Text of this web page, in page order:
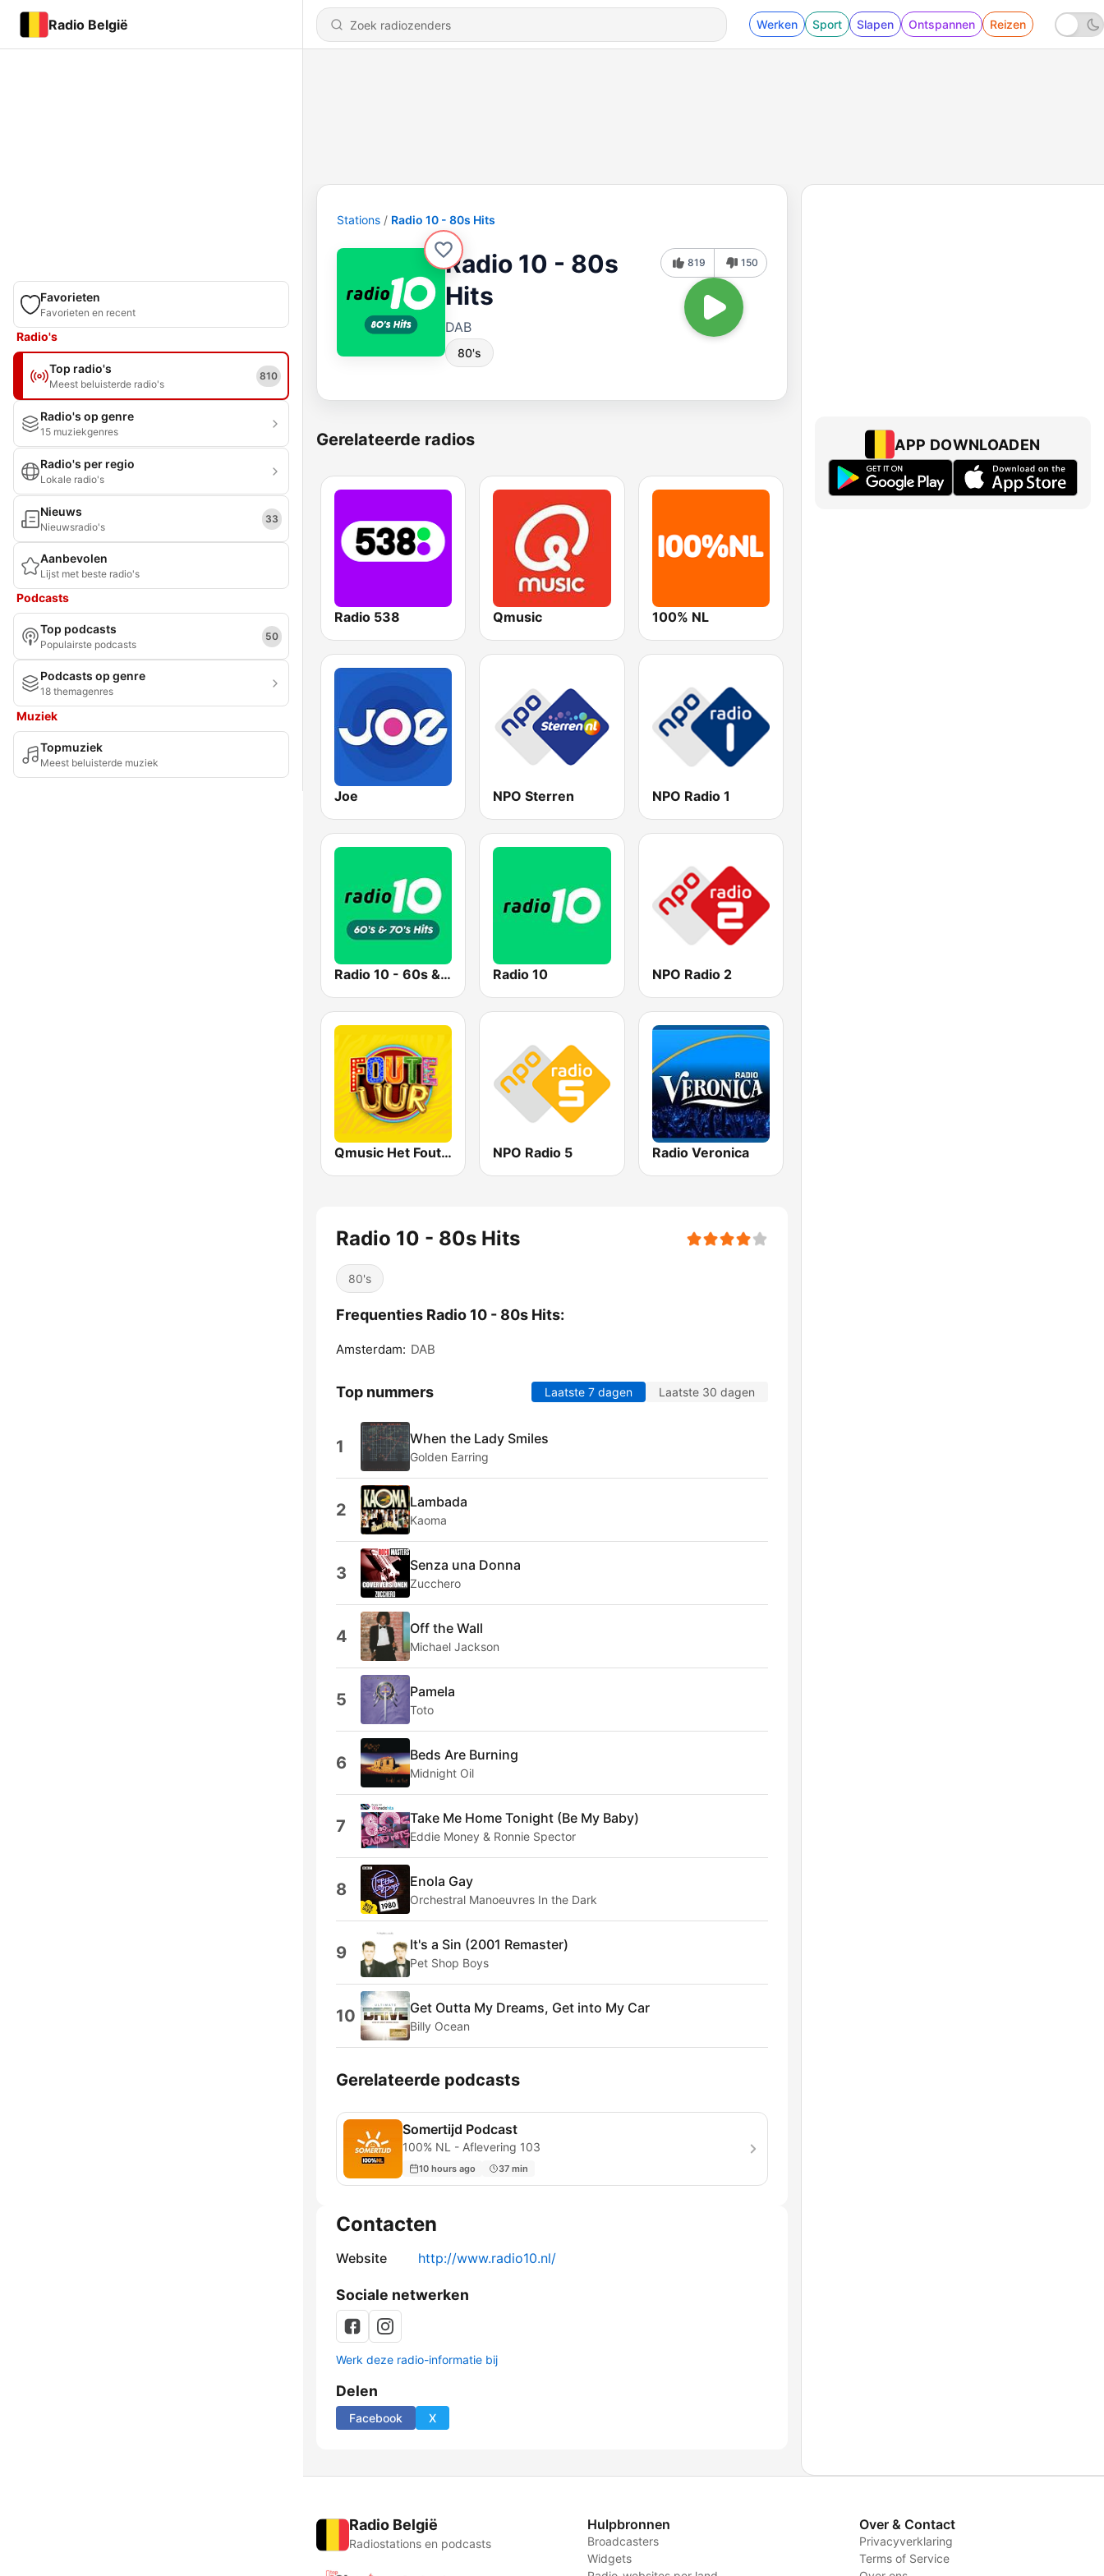
Radio België Werken Sport Slapen Ontspannen Reizen
Favorieten
Favorieten en recent
Radio's
Top radio's
Meest beluisterde radio's
810
Radio's op genre
15 muziekgenres
Radio's per regio
Lokale radio's
Nieuws
Nieuwsradio's
33
Aanbevolen
Lijst met beste radio's
Podcasts
Top podcasts
Populairste podcasts
50
Podcasts op genre
18 themagenres
Muziek
Topmuziek
Meest beluisterde muziek
Stations Radio 10 - 80s Hits
Radio 10 - 80s
Hits
DAB
80's
819 150
Gerelateerde radios
Radio 538 Qmusic 100% NL
Joe NPO Sterren NPO Radio 1
Radio 10 - 60s & 70s Hits Radio 10 NPO Radio 2
Qmusic Het Foute Uur NPO Radio 5 Radio Veronica
Radio 10 - 80s Hits
80's
Frequenties Radio 10 - 80s Hits:
Amsterdam: DAB
Top nummers Laatste 7 dagen Laatste 30 dagen
1 When the Lady Smiles
Golden Earring
2 Lambada
Kaoma
3 Senza una Donna
Zucchero
4 Off the Wall
Michael Jackson
5 Pamela
Toto
6 Beds Are Burning
Midnight Oil
7 Take Me Home Tonight (Be My Baby)
Eddie Money & Ronnie Spector
8 Enola Gay
Orchestral Manoeuvres In the Dark
9 It's a Sin (2001 Remaster)
Pet Shop Boys
10 Get Outta My Dreams, Get into My Car
Billy Ocean
Gerelateerde podcasts
Somertijd Podcast
100% NL - Aflevering 103
10 hours ago 37 min
Contacten
Website http://www.radio10.nl/
Sociale netwerken
Werk deze radio-informatie bij
Delen
Facebook X
APP DOWNLOADEN
Radio België
Radiostations en podcasts
Hulpbronnen
Broadcasters
Widgets
Over & Contact
Privacyverklaring
Terms of Service